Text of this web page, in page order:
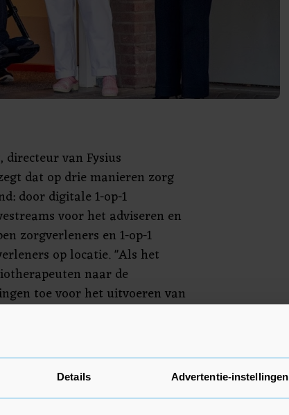
Details Advertentie-instellingen
directeur van Fysius
dat op drie manieren zorg
door digitale 1-op-1
voor het adviseren en
zorgverleners en 1-op-1
op locatie. "Als het
naar de
toe voor het uitvoeren van
te creëren" zegt
kunnen zich via de site